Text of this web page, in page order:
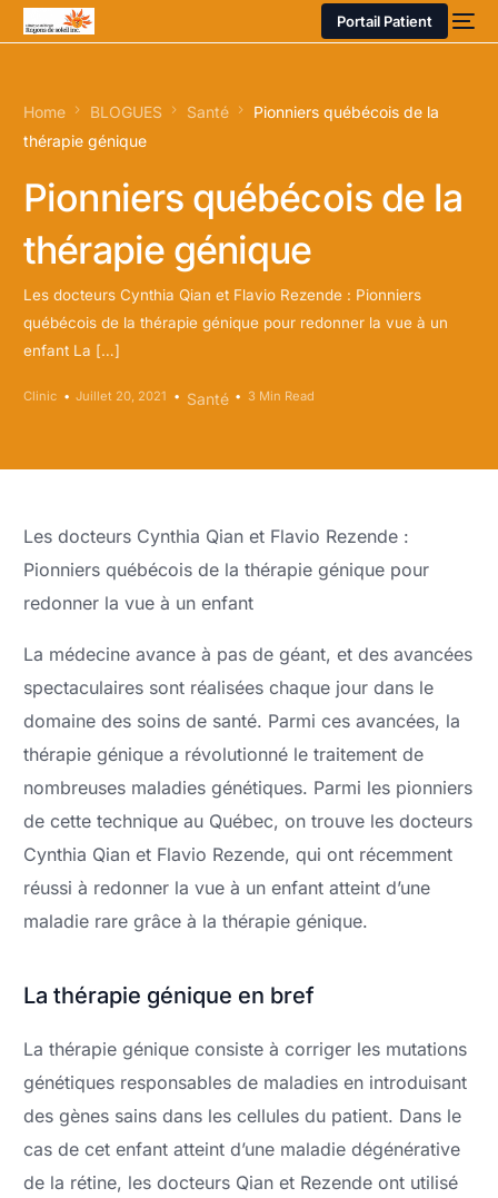
Portail Patient
Home BLOGUES Santé
Pionniers québécois de la
thérapie génique
Pionniers québécois de la
thérapie génique
Les docteurs Cynthia Qian et Flavio Rezende : Pionniers
québécois de la thérapie génique pour redonner la vue à un
enfant La […]
Clinic Juillet 20, 2021 Santé 3 Min Read
Les docteurs Cynthia Qian et Flavio Rezende :
Pionniers québécois de la thérapie génique pour
redonner la vue à un enfant
La médecine avance à pas de géant, et des avancées
spectaculaires sont réalisées chaque jour dans le
domaine des soins de santé. Parmi ces avancées, la
thérapie génique a révolutionné le traitement de
nombreuses maladies génétiques. Parmi les pionniers
de cette technique au Québec, on trouve les docteurs
Cynthia Qian et Flavio Rezende, qui ont récemment
réussi à redonner la vue à un enfant atteint d’une
maladie rare grâce à la thérapie génique.
La thérapie génique en bref
La thérapie génique consiste à corriger les mutations
génétiques responsables de maladies en introduisant
des gènes sains dans les cellules du patient. Dans le
cas de cet enfant atteint d’une maladie dégénérative
de la rétine, les docteurs Qian et Rezende ont utilisé